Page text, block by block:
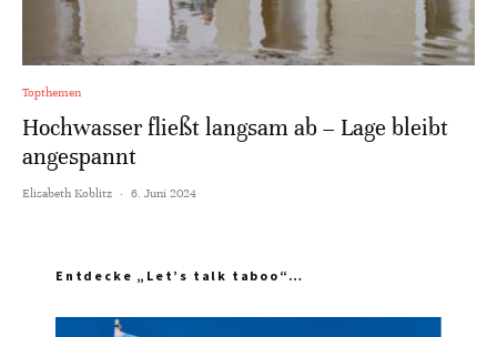
Topthemen
Hochwasser fließt langsam ab – Lage bleibt
angespannt
Elisabeth Koblitz · 6. Juni 2024
Entdecke „Let’s talk taboo“…